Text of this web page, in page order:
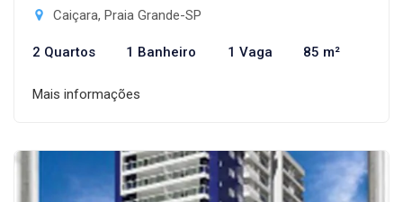
Caiçara, Praia Grande-SP
2 Quartos 1 Banheiro 1 Vaga 85 m²
Mais informações